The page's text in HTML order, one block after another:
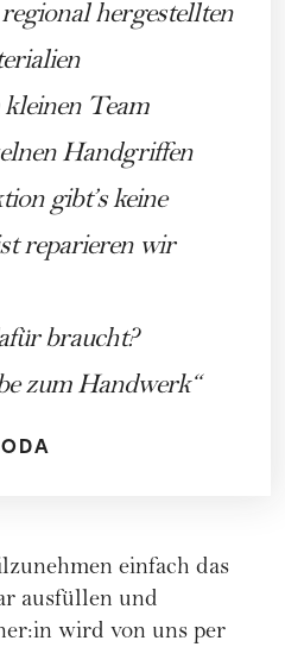
hergestellten
kleinen Team
Handgriffen
gibt’s keine
reparieren wir
braucht?
zum Handwerk
einfach das
ausfüllen und
wird von uns per